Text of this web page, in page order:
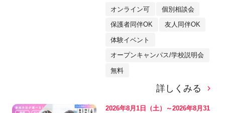
オンライン可 個別相談会
保護者同伴OK 友人同伴OK
体験イベント
オープンキャンパス/学校説明会
無料
詳しくみる
2026年8月1日（土）～2026年8月31